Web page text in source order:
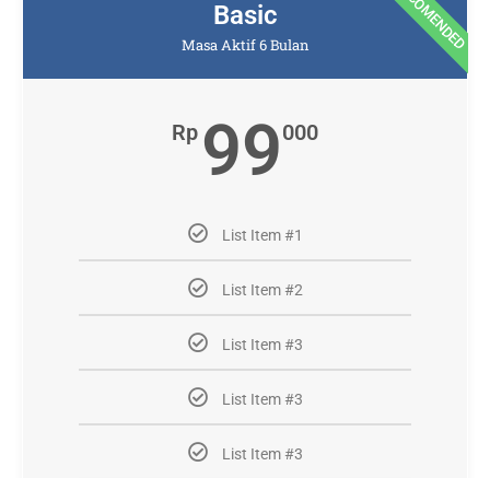
Basic
Masa Aktif 6 Bulan
Rp 99000
List Item #1
List Item #2
List Item #3
List Item #3
List Item #3
RECOMENDED